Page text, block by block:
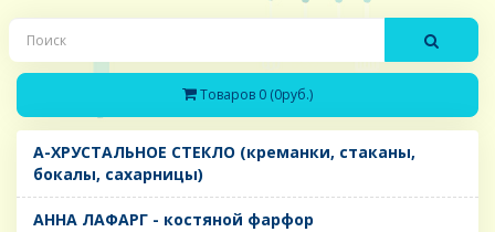
Товаров 0 (0руб.)
A-ХРУСТАЛЬНОЕ СТЕКЛО (креманки, стаканы,
бокалы, сахарницы)
AHHA ЛАФАРГ - костяной фарфор